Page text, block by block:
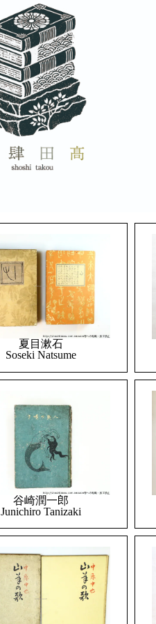
夏目漱石
Soseki Natsume
谷崎潤一郎
Junichiro Tanizaki